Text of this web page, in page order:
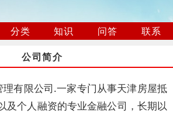
分类 知识 问答
联系
公司简介
理有限公司.一家专门从事天津房屋抵
及个人融资的专业金融公司，长期以